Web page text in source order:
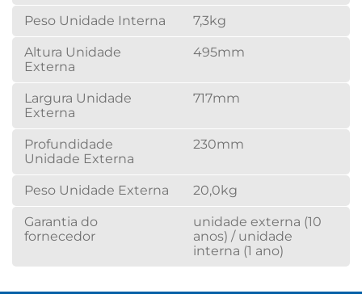
Peso Unidade Interna 7,3kg
Altura Unidade
Externa
495mm
Largura Unidade
Externa
717mm
Profundidade
Unidade Externa
230mm
Peso Unidade Externa 20,0kg
Garantia do
fornecedor
unidade externa (10
anos) / unidade
interna (1 ano)